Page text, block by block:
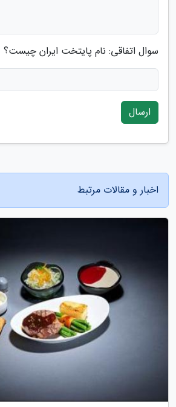
سوال اتفاقی: نام پایتخت ایران چیست؟
ارسال
اخبار و مقالات مرتبط